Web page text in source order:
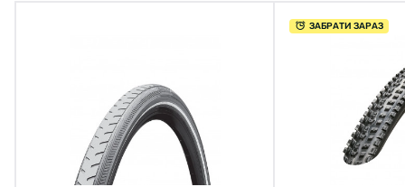
ЗАБРАТИ ЗАРАЗ